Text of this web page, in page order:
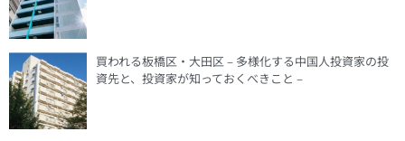
買われる板橋区・大田区 – 多様化する中国人投資家の投
資先と、投資家が知っておくべきこと –